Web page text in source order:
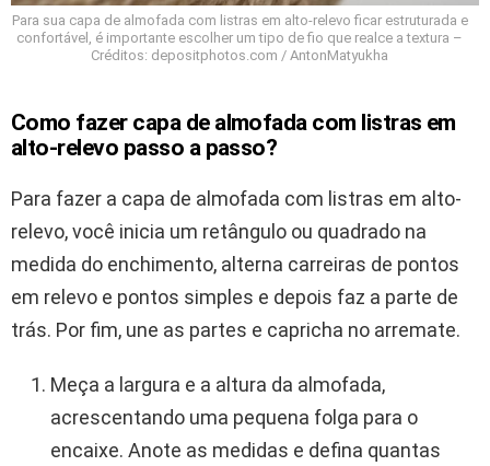
Para sua capa de almofada com listras em alto-relevo ficar estruturada e
confortável, é importante escolher um tipo de fio que realce a textura –
Créditos: depositphotos.com / AntonMatyukha
Como fazer capa de almofada com listras em
alto-relevo passo a passo?
Para fazer a capa de almofada com listras em alto-
relevo, você inicia um retângulo ou quadrado na
medida do enchimento, alterna carreiras de pontos
em relevo e pontos simples e depois faz a parte de
trás. Por fim, une as partes e capricha no arremate.
Meça a largura e a altura da almofada,
acrescentando uma pequena folga para o
encaixe. Anote as medidas e defina quantas